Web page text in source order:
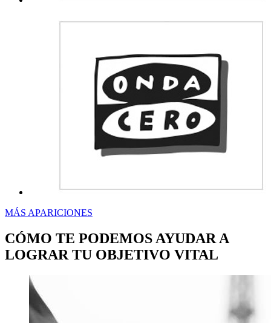
MÁS APARICIONES
CÓMO TE PODEMOS AYUDAR A
LOGRAR TU OBJETIVO VITAL